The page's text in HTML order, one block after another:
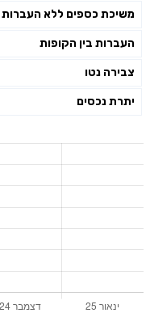
משיכת כספים ללא העברות
העברות בין הקופות
צבירה נטו
יתרת נכסים